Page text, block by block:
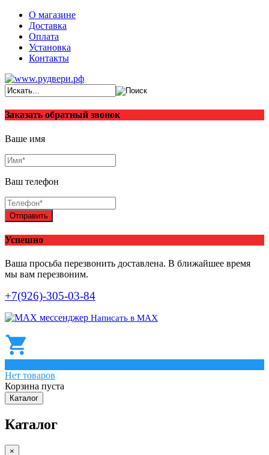
О магазине
Доставка
Оплата
Установка
Контакты
Заказать обратный звонок
Ваше имя
Ваш телефон
Отправить
Успешно
Ваша просьба перезвонить доставлена. В ближайшее время
мы вам перезвоним.
+7(926)-305-03-84
Написать в МАХ
Нет товаров
Корзина пуста
Каталог
Каталог
×